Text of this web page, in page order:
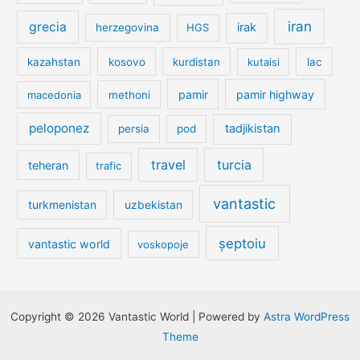
grecia herzegovina HGS irak iran
kazahstan kosovo kurdistan kutaisi lac
macedonia methoni pamir pamir highway
peloponez persia pod tadjikistan
teheran trafic travel turcia
turkmenistan uzbekistan vantastic
vantastic world voskopoje șeptoiu
Copyright © 2026 Vantastic World | Powered by Astra WordPress
Theme